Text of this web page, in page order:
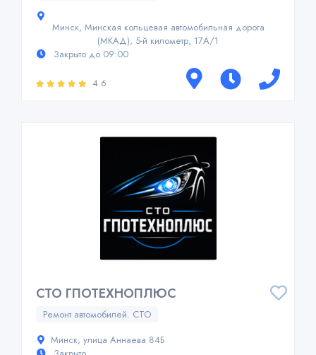
Минск, Минская кольцевая автомобильная дорога
(МКАД), 5-й километр, 17А/1
Закрыто до 09:00
4.6
СТО ГПОТЕХНОПЛЮС
Ремонт автомобилей. СТО
Минск, улица Аннаева 84Б